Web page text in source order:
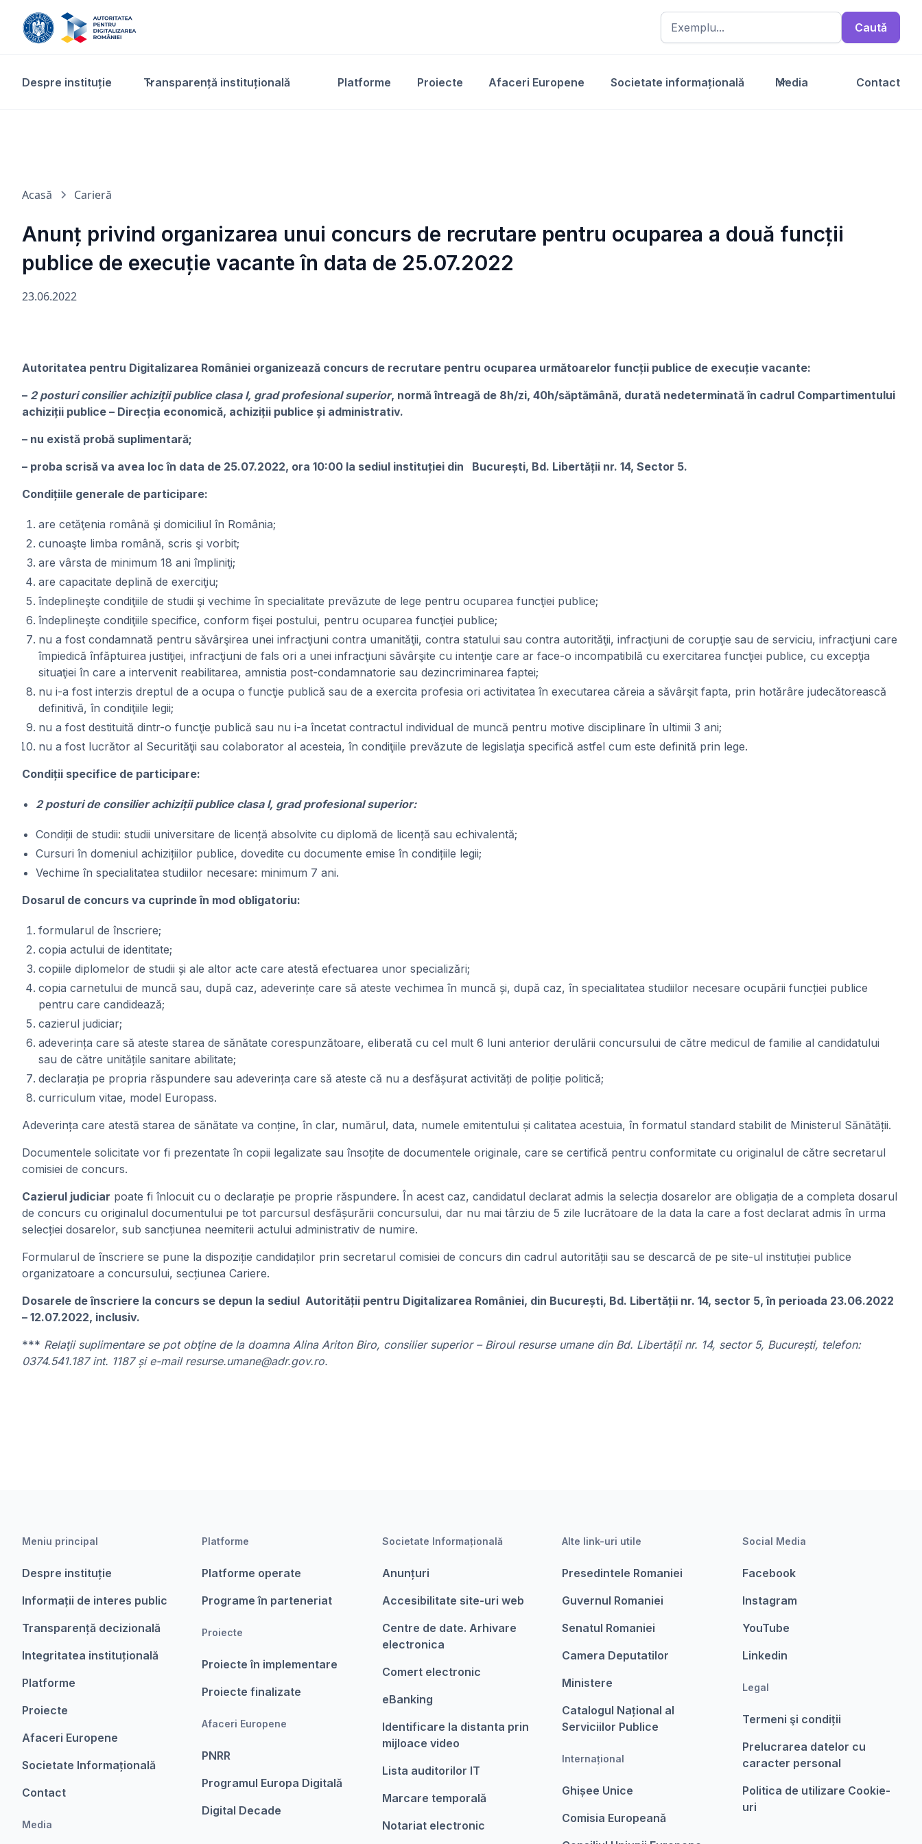
Despre instituție Transparență instituțională​ Platforme Proiecte Afaceri Europene Societate informațională Media Contact
Acasă Carieră
Anunț privind organizarea unui concurs de recrutare pentru ocuparea a două funcții
publice de execuție vacante în data de 25.07.2022
23.06.2022
Autoritatea pentru Digitalizarea României organizează concurs de recrutare pentru ocuparea următoarelor funcții publice de execuție vacante:
– 2 posturi consilier achiziții publice clasa I, grad profesional superior, normă întreagă de 8h/zi, 40h/săptămână, durată nedeterminată în cadrul Compartimentului
achiziții publice – Direcția economică, achiziții publice și administrativ.
– nu există probă suplimentară;
– proba scrisă va avea loc în data de 25.07.2022, ora 10:00 la sediul instituției din București, Bd. Libertății nr. 14, Sector 5.
Condițiile generale de participare:
are cetăţenia română şi domiciliul în România;
cunoaşte limba română, scris şi vorbit;
are vârsta de minimum 18 ani împliniţi;
are capacitate deplină de exerciţiu;
îndeplineşte condiţiile de studii şi vechime în specialitate prevăzute de lege pentru ocuparea funcţiei publice;
îndeplineşte condiţiile specifice, conform fişei postului, pentru ocuparea funcţiei publice;
nu a fost condamnată pentru săvârşirea unei infracţiuni contra umanităţii, contra statului sau contra autorităţii, infracţiuni de corupţie sau de serviciu, infracţiuni care
împiedică înfăptuirea justiţiei, infracţiuni de fals ori a unei infracţiuni săvârşite cu intenţie care ar face-o incompatibilă cu exercitarea funcţiei publice, cu excepţia
situaţiei în care a intervenit reabilitarea, amnistia post-condamnatorie sau dezincriminarea faptei;
nu i-a fost interzis dreptul de a ocupa o funcţie publică sau de a exercita profesia ori activitatea în executarea căreia a săvârşit fapta, prin hotărâre judecătorească
definitivă, în condiţiile legii;
nu a fost destituită dintr-o funcţie publică sau nu i-a încetat contractul individual de muncă pentru motive disciplinare în ultimii 3 ani;
nu a fost lucrător al Securităţii sau colaborator al acesteia, în condiţiile prevăzute de legislaţia specifică astfel cum este definită prin lege.
Condiții specifice de participare:
2 posturi de consilier achiziții publice clasa I, grad profesional superior:
Condiții de studii: studii universitare de licență absolvite cu diplomă de licență sau echivalentă;
Cursuri în domeniul achizițiilor publice, dovedite cu documente emise în condițiile legii;
Vechime în specialitatea studiilor necesare: minimum 7 ani.
Dosarul de concurs va cuprinde în mod obligatoriu:
formularul de înscriere;
copia actului de identitate;
copiile diplomelor de studii și ale altor acte care atestă efectuarea unor specializări;
copia carnetului de muncă sau, după caz, adeverințe care să ateste vechimea în muncă și, după caz, în specialitatea studiilor necesare ocupării funcției publice
pentru care candidează;
cazierul judiciar;
adeverința care să ateste starea de sănătate corespunzătoare, eliberată cu cel mult 6 luni anterior derulării concursului de către medicul de familie al candidatului
sau de către unitățile sanitare abilitate;
declarația pe propria răspundere sau adeverința care să ateste că nu a desfășurat activități de poliție politică;
curriculum vitae, model Europass.
Adeverința care atestă starea de sănătate va conține, în clar, numărul, data, numele emitentului și calitatea acestuia, în formatul standard stabilit de Ministerul Sănătății.
Documentele solicitate vor fi prezentate în copii legalizate sau însoțite de documentele originale, care se certifică pentru conformitate cu originalul de către secretarul
comisiei de concurs.
Cazierul judiciar poate fi înlocuit cu o declarație pe proprie răspundere. În acest caz, candidatul declarat admis la selecția dosarelor are obligația de a completa dosarul
de concurs cu originalul documentului pe tot parcursul desfășurării concursului, dar nu mai târziu de 5 zile lucrătoare de la data la care a fost declarat admis în urma
selecției dosarelor, sub sancțiunea neemiterii actului administrativ de numire.
Formularul de înscriere se pune la dispoziție candidaților prin secretarul comisiei de concurs din cadrul autorității sau se descarcă de pe site-ul instituției publice
organizatoare a concursului, secțiunea Cariere.
Dosarele de înscriere la concurs se depun la sediul Autorității pentru Digitalizarea României, din București, Bd. Libertății nr. 14, sector 5, în perioada 23.06.2022
– 12.07.2022, inclusiv.
*** Relaţii suplimentare se pot obţine de la doamna Alina Ariton Biro, consilier superior – Biroul resurse umane din Bd. Libertății nr. 14, sector 5, București, telefon:
0374.541.187 int. 1187 și e-mail resurse.umane@adr.gov.ro.
Meniu principal
Despre instituție
Informații de interes public
Transparență decizională
Integritatea instituțională
Platforme
Proiecte
Afaceri Europene
Societate Informațională
Contact
Media
Platforme
Platforme operate
Programe în parteneriat
Proiecte
Proiecte în implementare
Proiecte finalizate
Afaceri Europene
PNRR
Programul Europa Digitalǎ
Digital Decade
Societate Informațională
Anunțuri
Accesibilitate site-uri web
Centre de date. Arhivare
electronica
Comert electronic
eBanking
Identificare la distanta prin
mijloace video
Lista auditorilor IT
Marcare temporalǎ
Notariat electronic
Alte link-uri utile
Presedintele Romaniei
Guvernul Romaniei
Senatul Romaniei
Camera Deputatilor
Ministere
Catalogul Național al
Serviciilor Publice
Internațional
Ghișee Unice
Comisia Europeanǎ
Social Media
Facebook
Instagram
YouTube
Linkedin
Legal
Termeni şi condiții
Prelucrarea datelor cu
caracter personal
Politica de utilizare Cookie-
uri